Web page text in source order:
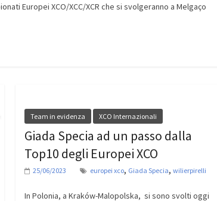
Europei XCO/XCC/XCR che si svolgeranno a Melgaço
Team in evidenza XCO Internazionali
Giada Specia ad un passo dalla
Top10 degli Europei XCO
25/06/2023 europei xco, Giada Specia, wilierpirelli
In Polonia, a Kraków-Malopolska, si sono svolti oggi